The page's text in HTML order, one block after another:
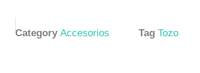
Category Accesorios Tag Tozo